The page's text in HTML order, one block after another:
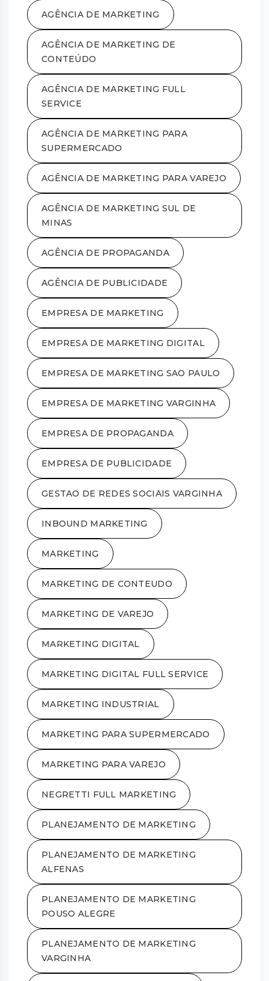
AGÊNCIA DE MARKETING
AGÊNCIA DE MARKETING DE
CONTEÚDO
AGÊNCIA DE MARKETING FULL
SERVICE
AGÊNCIA DE MARKETING PARA
SUPERMERCADO
AGÊNCIA DE MARKETING PARA VAREJO
AGÊNCIA DE MARKETING SUL DE
MINAS
AGÊNCIA DE PROPAGANDA
AGÊNCIA DE PUBLICIDADE
EMPRESA DE MARKETING
EMPRESA DE MARKETING DIGITAL
EMPRESA DE MARKETING SAO PAULO
EMPRESA DE MARKETING VARGINHA
EMPRESA DE PROPAGANDA
EMPRESA DE PUBLICIDADE
GESTAO DE REDES SOCIAIS VARGINHA
INBOUND MARKETING
MARKETING
MARKETING DE CONTEUDO
MARKETING DE VAREJO
MARKETING DIGITAL
MARKETING DIGITAL FULL SERVICE
MARKETING INDUSTRIAL
MARKETING PARA SUPERMERCADO
MARKETING PARA VAREJO
NEGRETTI FULL MARKETING
PLANEJAMENTO DE MARKETING
PLANEJAMENTO DE MARKETING
ALFENAS
PLANEJAMENTO DE MARKETING
POUSO ALEGRE
PLANEJAMENTO DE MARKETING
VARGINHA